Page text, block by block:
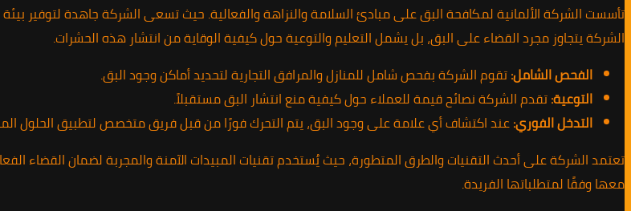
تأسست الشركة الألمانية لمكافحة البق على مبادئ السلامة والنزاهة والفعالية. حيث تسعى الشركة جاهدة لتوفير بيئة
الشركة يتجاوز مجرد القضاء على البق، بل يشمل التعليم والتوعية حول كيفية الوقاية من انتشار هذه الحشرات.
الفحص الشامل:تقوم الشركة بفحص شامل للمنازل والمرافق التجارية لتحديد أماكن وجود البق.
التوعية:تقدم الشركة نصائح قيمة للعملاء حول كيفية منع انتشار البق مستقبلاً.
التدخل الفوري:عند اكتشاف أي علامة على وجود البق، يتم التحرك فورًا من قبل فريق متخصص لتطبيق الحلول
تعتمد الشركة على أحدث التقنيات والطرق المتطورة، حيث يُستخدم تقنيات المبيدات الآمنة والمجربة لضمان القضاء
معها وفقًا لمتطلباتها الفريدة.